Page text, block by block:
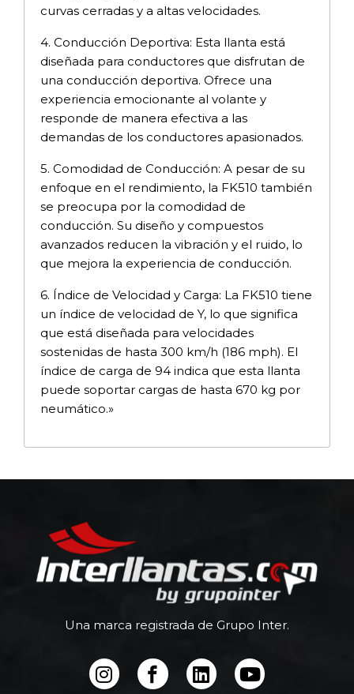
curvas cerradas y a altas velocidades.
4. Conducción Deportiva: Esta llanta está
diseñada para conductores que disfrutan de
una conducción deportiva. Ofrece una
experiencia emocionante al volante y
responde de manera efectiva a las
demandas de los conductores apasionados.
5. Comodidad de Conducción: A pesar de su
enfoque en el rendimiento, la FK510 también
se preocupa por la comodidad de
conducción. Su diseño y compuestos
avanzados reducen la vibración y el ruido, lo
que mejora la experiencia de conducción.
6. Índice de Velocidad y Carga: La FK510 tiene
un índice de velocidad de Y, lo que significa
que está diseñada para velocidades
sostenidas de hasta 300 km/h (186 mph). El
índice de carga de 94 indica que esta llanta
puede soportar cargas de hasta 670 kg por
neumático.»
Una marca registrada de Grupo Inter.